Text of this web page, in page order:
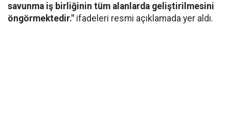
savunma iş birliğinin tüm alanlarda geliştirilmesini
öngörmektedir." ifadeleri resmi açıklamada yer aldı.